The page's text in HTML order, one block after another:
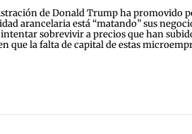
de Donald Trump ha promovido
arancelaria está “matando” sus
sobrevivir a precios que han
que la falta de capital de estas